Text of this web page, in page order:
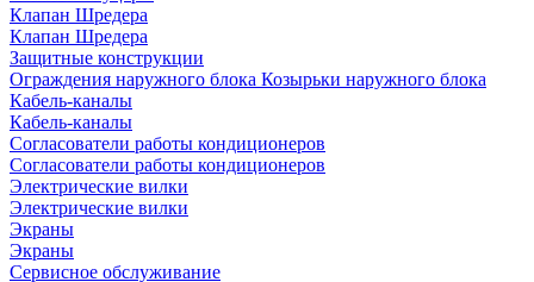
Клапан Шредера
Клапан Шредера
Защитные конструкции
Ограждения наружного блока Козырьки наружного блока
Кабель-каналы
Кабель-каналы
Согласователи работы кондиционеров
Согласователи работы кондиционеров
Электрические вилки
Электрические вилки
Экраны
Экраны
Сервисное обслуживание